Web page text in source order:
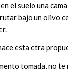
el suelo una
bajo un olivo
esta otra
tomada, no